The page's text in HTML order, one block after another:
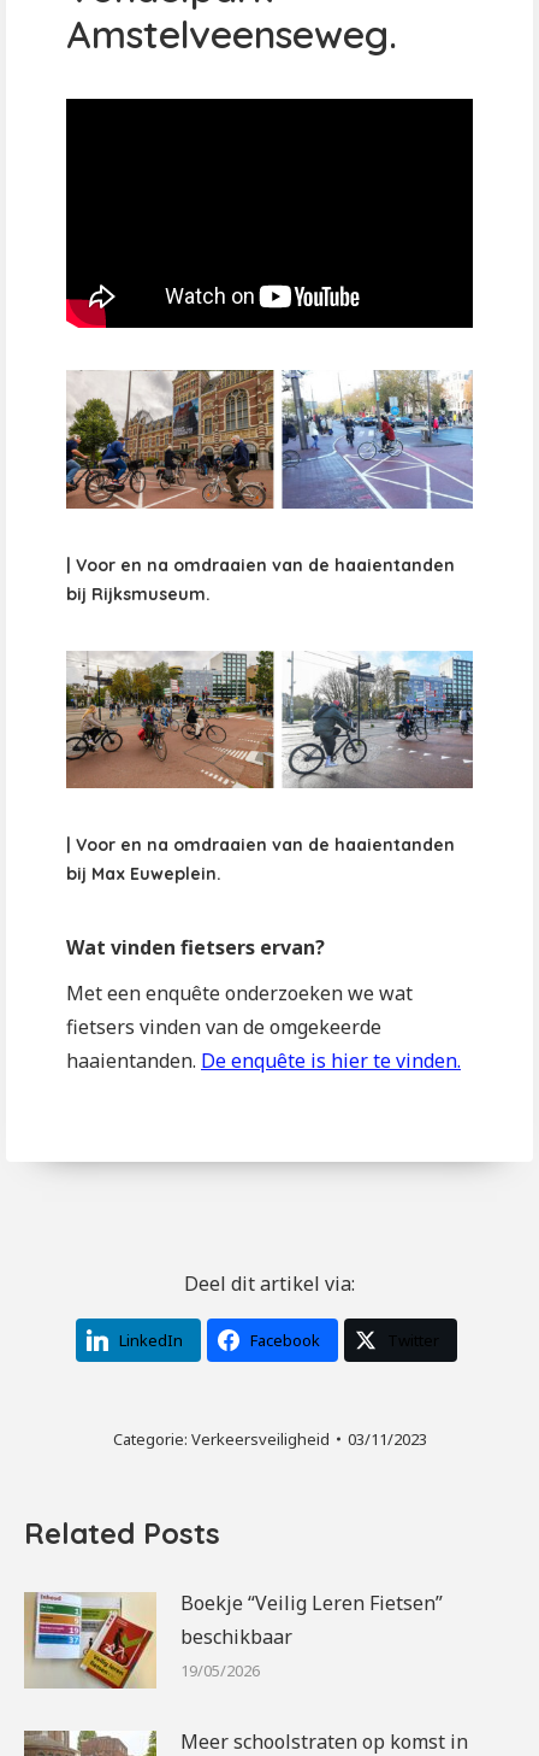
Amstelveenseweg.
| Voor en na omdraaien van de haaientanden
bij Rijksmuseum.
| Voor en na omdraaien van de haaientanden
bij Max Euweplein.
Wat vinden fietsers ervan?
Met een enquête onderzoeken we wat
fietsers vinden van de omgekeerde
haaientanden. De enquête is hier te vinden.
Deel dit artikel via:
LinkedIn Facebook Twitter
Categorie: Verkeersveiligheid 03/11/2023
Related Posts
Boekje “Veilig Leren Fietsen”
beschikbaar
19/05/2026
Meer schoolstraten op komst in